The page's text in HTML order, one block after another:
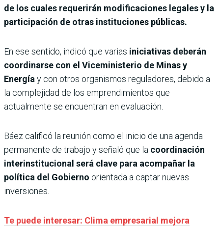
de los cuales requerirán modificaciones legales y la
participación de otras instituciones públicas.
En ese sentido, indicó que varias iniciativas deberán
coordinarse con el Viceministerio de Minas y
Energía y con otros organismos reguladores, debido a
la complejidad de los emprendimientos que
actualmente se encuentran en evaluación.
Báez calificó la reunión como el inicio de una agenda
permanente de trabajo y señaló que la coordinación
interinstitucional será clave para acompañar la
política del Gobierno orientada a captar nuevas
inversiones.
Te puede interesar: Clima empresarial mejora